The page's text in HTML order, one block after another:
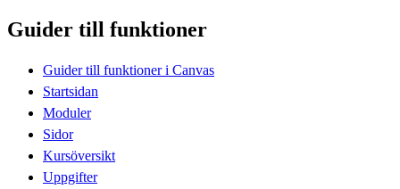
Guider till funktioner
Guider till funktioner i Canvas
Startsidan
Moduler
Sidor
Kursöversikt
Uppgifter